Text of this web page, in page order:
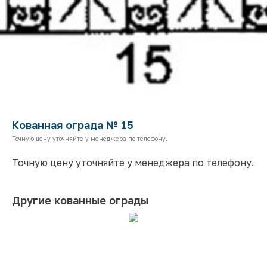
Кованная ограда № 15
Точную цену уточняйте у менеджера по телефону.
Точную цену уточняйте у менеджера по телефону.
Другие кованные ограды